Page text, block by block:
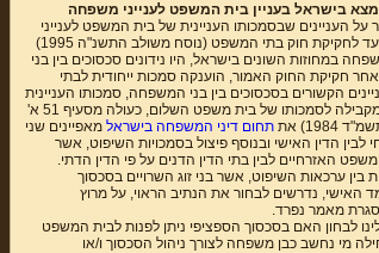
בישראל בעניין בית המשפט לענייני משפחה
העניינים שבסמכותו העניינית של בית המשפט לענייני
המשפחה בישראל. לא רבים יודעים, כי עד לחקיקת חוק בתי המשפט (נוסח משולב התשנ"ה 1995)
במחוזות השונים בישראל, היו נידונים סכסוכים בין בני
חקיקת החוק האמור, הוענקה סמכות ייחודית לבתי
הקשורים בסכסוכים בין בני המשפחה, סמכותו העניינית
של בית המשפט לענייני משפחה הינה מקבילה לסמכותו של בית משפט השלום, כעולה מסעיף 51 א'
תחום דיני המשפחה בישראל מאפיינים שני
לבין הדין האישי ובנוסף פיצול בסמכויות השיפוט, אשר
האזרחיים לבין בתי הדין הדנים על פי הדין הדתי.
בין ערכאות השיפוט, אשר בני זוג השרויים בסכסוך
האישי, נדרשים לבחור את הנתיב הראוי, על מרוץ
מאמר נפרד.
לבחון האם בסכסוך הספציפי ניתן לפנות לבית המשפט
מי נחשב כבן משפחה לצורך ניהול הסכסוך ו/או